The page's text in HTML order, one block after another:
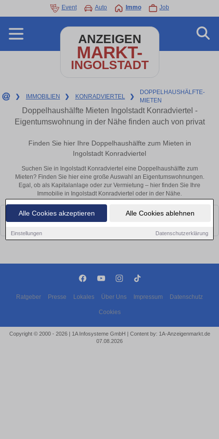
Alle Cookies akzeptieren Alle Cookies ablehnen
Einstellungen Datenschutzerklärung
Event Auto Immo Job
ANZEIGEN
MARKT-
INGOLSTADT
❯ IMMOBILIEN ❯ KONRADVIERTEL ❯
DOPPELHAUSHÄLFTE-
MIETEN
Doppelhaushälfte Mieten Ingolstadt Konradviertel -
Eigentumswohnung in der Nähe finden auch von privat
Finden Sie hier Ihre Doppelhaushälfte zum Mieten in
Ingolstadt Konradviertel
Suchen Sie in Ingolstadt Konradviertel eine Doppelhaushälfte zum
Mieten? Finden Sie hier eine große Auswahl an Eigentumswohnungen.
Egal, ob als Kapitalanlage oder zur Vermietung – hier finden Sie Ihre
Immobilie in Ingolstadt Konradviertel oder in der Nähe.
Leider konnten wir derzeit keine passenden Objekte finden. Schauen Sie
Ratgeber Presse Lokales Über Uns Impressum Datenschutz
Cookies
Copyright © 2000 - 2026 | 1A Infosysteme GmbH | Content by: 1A-Anzeigenmarkt.de
07.08.2026